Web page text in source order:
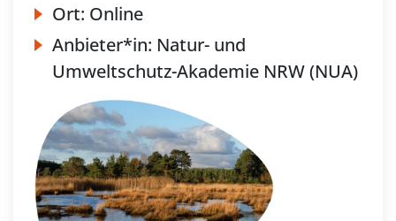
Ort: Online
Anbieter*in: Natur- und
Umweltschutz-Akademie NRW (NUA)